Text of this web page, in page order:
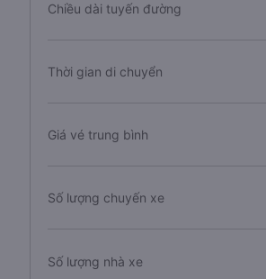
Chiều dài tuyến đường
Thời gian di chuyển
Giá vé trung bình
Số lượng chuyến xe
Số lượng nhà xe